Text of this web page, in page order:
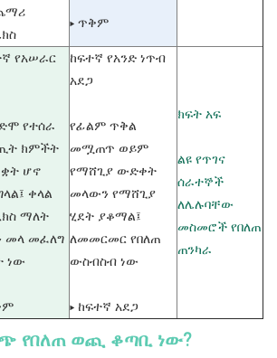
▸ ጥቅም
የአሠራር
የተሰራ
ክምችት
ቋት ሆኖ
ቀላል
ማለት
መላ መፈለግ
ነው
ከፍተኛ የአንድ ነጥብ
አደጋ
የፊልም ጥቅል
መሟጠጥ ወይም
የማሸጊያ ውድቀት
መላውን የማሸጊያ
ሂደት ያቆማል፤
ለመመርመር የበለጠ
ውስብስብ ነው
▸ ከፍተኛ አደጋ
ክፍት አፍ
ልዩ የጥገና
ሰራተኞች
ለሌሉባቸው
መስመሮች የበለጠ
ጠንካራ
የበለጠ ወጪ ቆጣቢ ነው?